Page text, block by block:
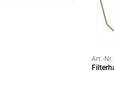
Art.-Nr.: